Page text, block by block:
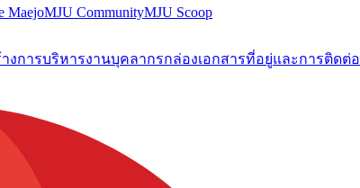
MaejoMJU CommunityMJU Scoop
งการบริหารงานบุคลากรกล่องเอกสารที่อยู่และการติดต่อ